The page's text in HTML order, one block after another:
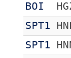
BOI
SPT1
SPT1